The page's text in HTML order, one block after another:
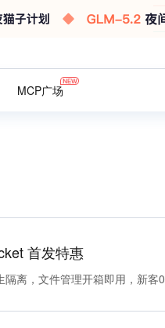
MCP广场
首发特惠
隔离，文件管理开箱即用，新客0